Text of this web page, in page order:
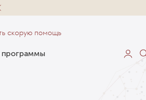
скорую помощь
программы